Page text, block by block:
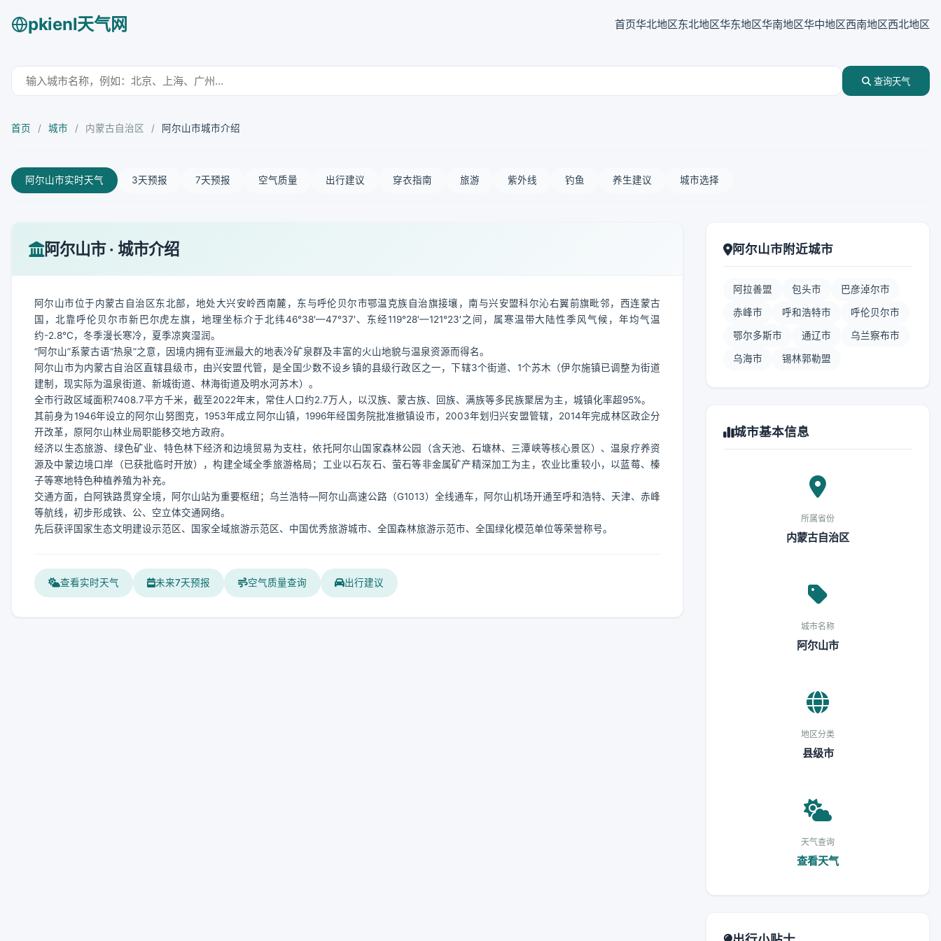
pkienl天气网 首页华北地区东北地区华东地区华南地区华中地区西南地区西北地区
查询天气
首页 / 城市 / 内蒙古自治区 / 阿尔山市城市介绍
阿尔山市实时天气 3天预报 7天预报 空气质量 出行建议 穿衣指南 旅游 紫外线 钓鱼 养生建议 城市选择
阿尔山市 · 城市介绍
阿尔山市位于内蒙古自治区东北部，地处大兴安岭西南麓，东与呼伦贝尔市鄂温克族自治旗接壤，南与兴安盟科尔沁右翼前旗毗邻，西连蒙古
国，北靠呼伦贝尔市新巴尔虎左旗，地理坐标介于北纬46°38′—47°37′、东经119°28′—121°23′之间，属寒温带大陆性季风气候，年均气温
约-2.8℃，冬季漫长寒冷，夏季凉爽湿润。
“阿尔山”系蒙古语“热泉”之意，因境内拥有亚洲最大的地表冷矿泉群及丰富的火山地貌与温泉资源而得名。
阿尔山市为内蒙古自治区直辖县级市，由兴安盟代管，是全国少数不设乡镇的县级行政区之一，下辖3个街道、1个苏木（伊尔施镇已调整为街道
建制，现实际为温泉街道、新城街道、林海街道及明水河苏木）。
全市行政区域面积7408.7平方千米，截至2022年末，常住人口约2.7万人，以汉族、蒙古族、回族、满族等多民族聚居为主，城镇化率超95%。
其前身为1946年设立的阿尔山努图克，1953年成立阿尔山镇，1996年经国务院批准撤镇设市，2003年划归兴安盟管辖，2014年完成林区政企分
开改革，原阿尔山林业局职能移交地方政府。
经济以生态旅游、绿色矿业、特色林下经济和边境贸易为支柱，依托阿尔山国家森林公园（含天池、石塘林、三潭峡等核心景区）、温泉疗养资
源及中蒙边境口岸（已获批临时开放），构建全域全季旅游格局；工业以石灰石、萤石等非金属矿产精深加工为主，农业比重较小，以蓝莓、榛
子等寒地特色种植养殖为补充。
交通方面，白阿铁路贯穿全境，阿尔山站为重要枢纽；乌兰浩特—阿尔山高速公路（G1013）全线通车，阿尔山机场开通至呼和浩特、天津、赤峰
等航线，初步形成铁、公、空立体交通网络。
先后获评国家生态文明建设示范区、国家全域旅游示范区、中国优秀旅游城市、全国森林旅游示范市、全国绿化模范单位等荣誉称号。
查看实时天气 未来7天预报 空气质量查询 出行建议
阿尔山市附近城市
阿拉善盟 包头市 巴彦淖尔市
赤峰市 呼和浩特市 呼伦贝尔市
鄂尔多斯市 通辽市 乌兰察布市
乌海市 锡林郭勒盟
城市基本信息
所属省份
内蒙古自治区
城市名称
阿尔山市
地区分类
县级市
天气查询
查看天气